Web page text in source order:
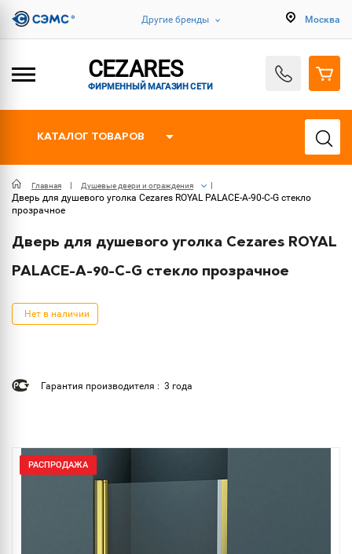
Другие бренды Москва
CEZARES
ФИРМЕННЫЙ МАГАЗИН СЕТИ
КАТАЛОГ ТОВАРОВ
Главная Душевые двери и ограждения
Дверь для душевого уголка Cezares ROYAL PALACE-A-90-C-G стекло
прозрачное
Дверь для душевого уголка Cezares ROYAL
PALACE-A-90-C-G стекло прозрачное
Нет в наличии
Гарантия производителя : 3 года
РАСПРОДАЖА